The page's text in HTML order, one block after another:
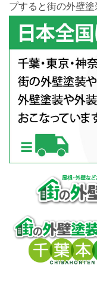
プすると街の外壁塗